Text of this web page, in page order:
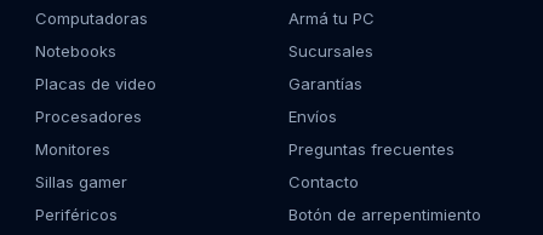
Computadoras
Notebooks
Placas de video
Procesadores
Monitores
Sillas gamer
Periféricos
Armá tu PC
Sucursales
Garantías
Envíos
Preguntas frecuentes
Contacto
Botón de arrepentimiento